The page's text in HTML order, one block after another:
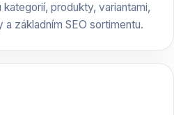
produkty, variantami,
základním SEO sortimentu.